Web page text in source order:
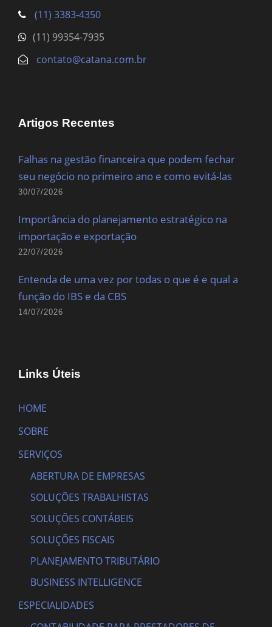
(11) 3383-4350
(11) 99354-7935
contato@catana.com.br
Artigos Recentes
Falhas na gestão financeira que podem fechar
seu negócio no primeiro ano e como evitá-las
30/07/2026
Importância do planejamento estratégico na
importação e exportação
22/07/2026
Entenda de uma vez por todas o que é e qual a
função do IBS e da CBS
14/07/2026
Links Úteis
HOME
SOBRE
SERVIÇOS
ABERTURA DE EMPRESAS
SOLUÇÕES TRABALHISTAS
SOLUÇÕES CONTÁBEIS
SOLUÇÕES FISCAIS
PLANEJAMENTO TRIBUTÁRIO
BUSINESS INTELLIGENCE
ESPECIALIDADES